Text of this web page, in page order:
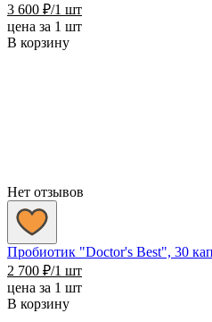
3 600 ₽/1 шт
цена за 1 шт
В корзину
Нет отзывов
Пробиотик "Doctor's Best", 30 кап
2 700 ₽/1 шт
цена за 1 шт
В корзину